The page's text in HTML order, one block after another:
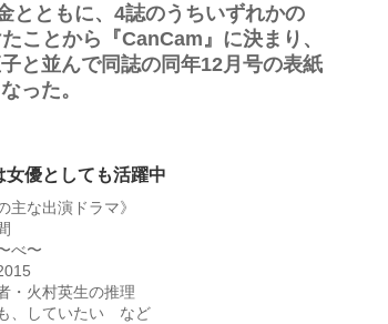
とともに、4誌のうちいずれかの
ことから『CanCam』に決まり、
と並んで同誌の同年12月号の表紙
った。
女優としても活躍中
主な出演ドラマ》
べ〜
・火村英生の推理
、していたい など